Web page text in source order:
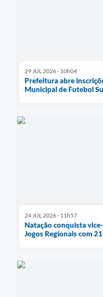
29 JUL 2026 - 10h04
Prefeitura abre
Municipal de Futebol
24 JUL 2026 - 11h57
Natação conquista
Jogos Regionais com